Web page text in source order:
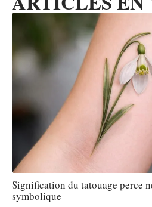
Signification du tatouage perce
symbolique